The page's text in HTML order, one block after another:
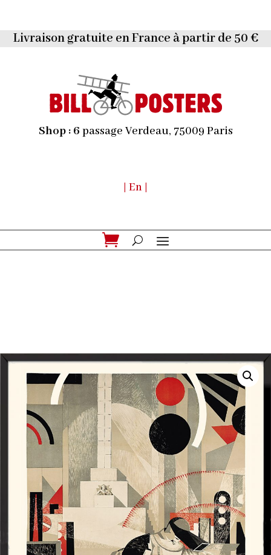
Livraison gratuite en France à partir de 50 €
Shop : 6 passage Verdeau, 75009 Paris
| En |